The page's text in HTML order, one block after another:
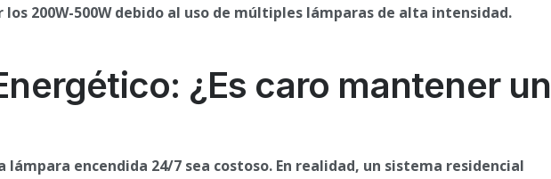
200W-500W debido al uso de múltiples lámparas de alta intensidad.
¿Es caro mantener un
encendida 24/7 sea costoso. En realidad, un sistema residencial